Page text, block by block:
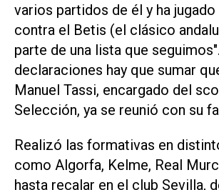
varios partidos de él y ha jugado
contra el Betis (el clásico
parte de una lista que seguimos"
declaraciones hay que sumar
Manuel Tassi, encargado del
Selección, ya se reunió con su
Realizó las formativas en
como Algorfa, Kelme, Real
hasta recalar en el club Sevilla,